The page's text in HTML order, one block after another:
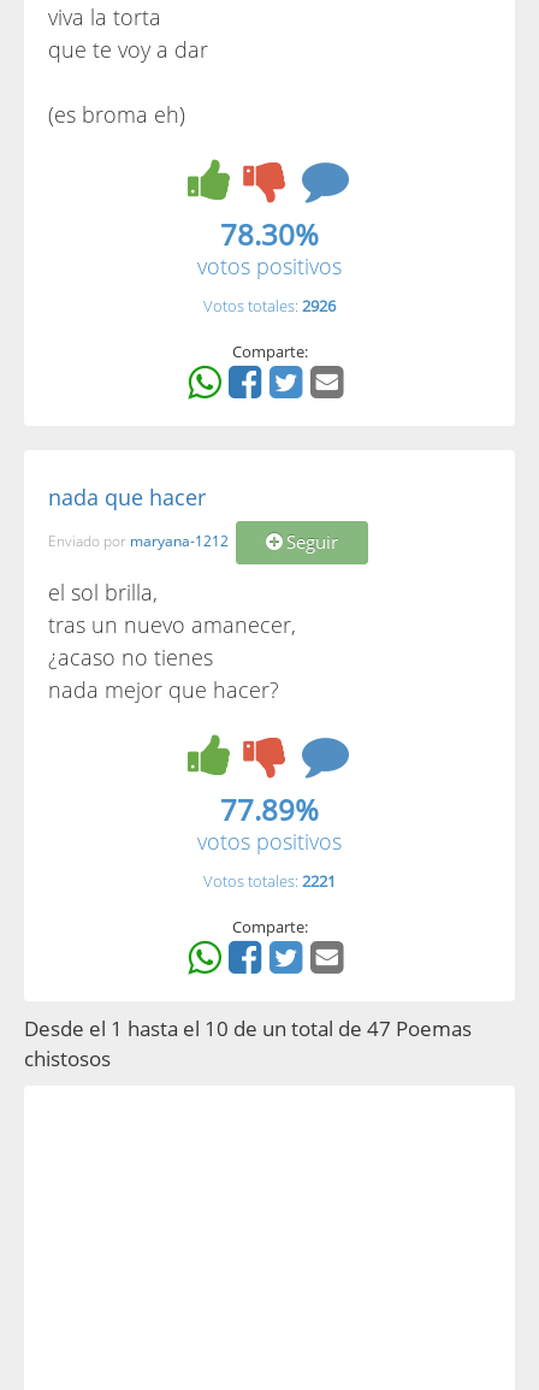
viva la torta
que te voy a dar
(es broma eh)
78.30%
votos positivos
Votos totales: 2926
Comparte:
nada que hacer
Enviado por maryana-1212 Seguir
el sol brilla,
tras un nuevo amanecer,
¿acaso no tienes
nada mejor que hacer?
77.89%
votos positivos
Votos totales: 2221
Comparte:
Desde el 1 hasta el 10 de un total de 47 Poemas
chistosos